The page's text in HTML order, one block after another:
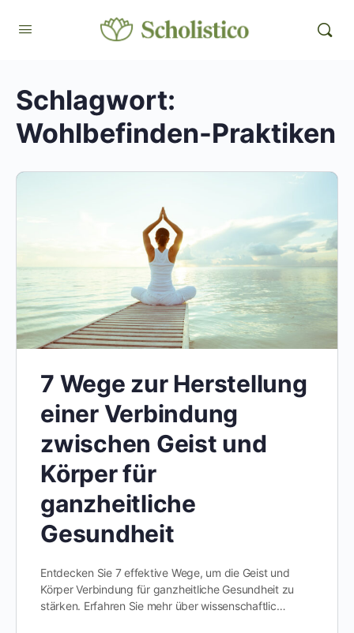
Schlagwort:
Wohlbefinden-Praktiken
7 Wege zur Herstellung
einer Verbindung
zwischen Geist und
Körper für
ganzheitliche
Gesundheit
Entdecken Sie 7 effektive Wege, um die Geist und
Körper Verbindung für ganzheitliche Gesundheit zu
stärken. Erfahren Sie mehr über wissenschaftlic…